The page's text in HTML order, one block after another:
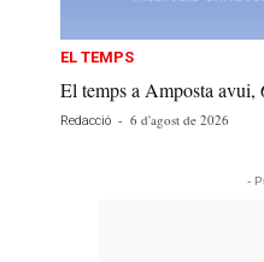
EL TEMPS
El temps a Amposta avui,
Redacció - 6 d'agost de 2026
-